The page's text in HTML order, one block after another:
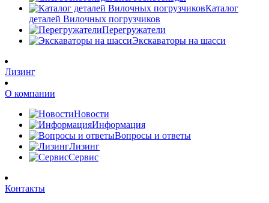
Каталог
деталей Вилочных погрузчиков
Перегружатели
Экскаваторы на шасси
Лизинг
О компании
Новости
Информация
Вопросы и ответы
Лизинг
Сервис
Контакты